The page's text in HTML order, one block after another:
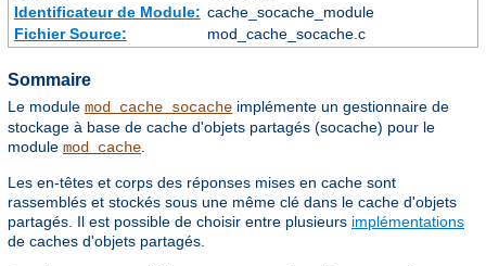
Identificateur de Module: cache_socache_module
Fichier Source:
mod_cache_socache.c
Sommaire
Le module mod_cache_socache implémente un gestionnaire de
stockage à base de cache d'objets partagés (socache) pour le
module mod_cache
Les en-têtes et corps des réponses mises en cache sont
rassemblés et stockés sous une même clé dans le cache d'objets
partagés. Il est possible de choisir entre plusieurs implémentations
de caches d'objets partagés.